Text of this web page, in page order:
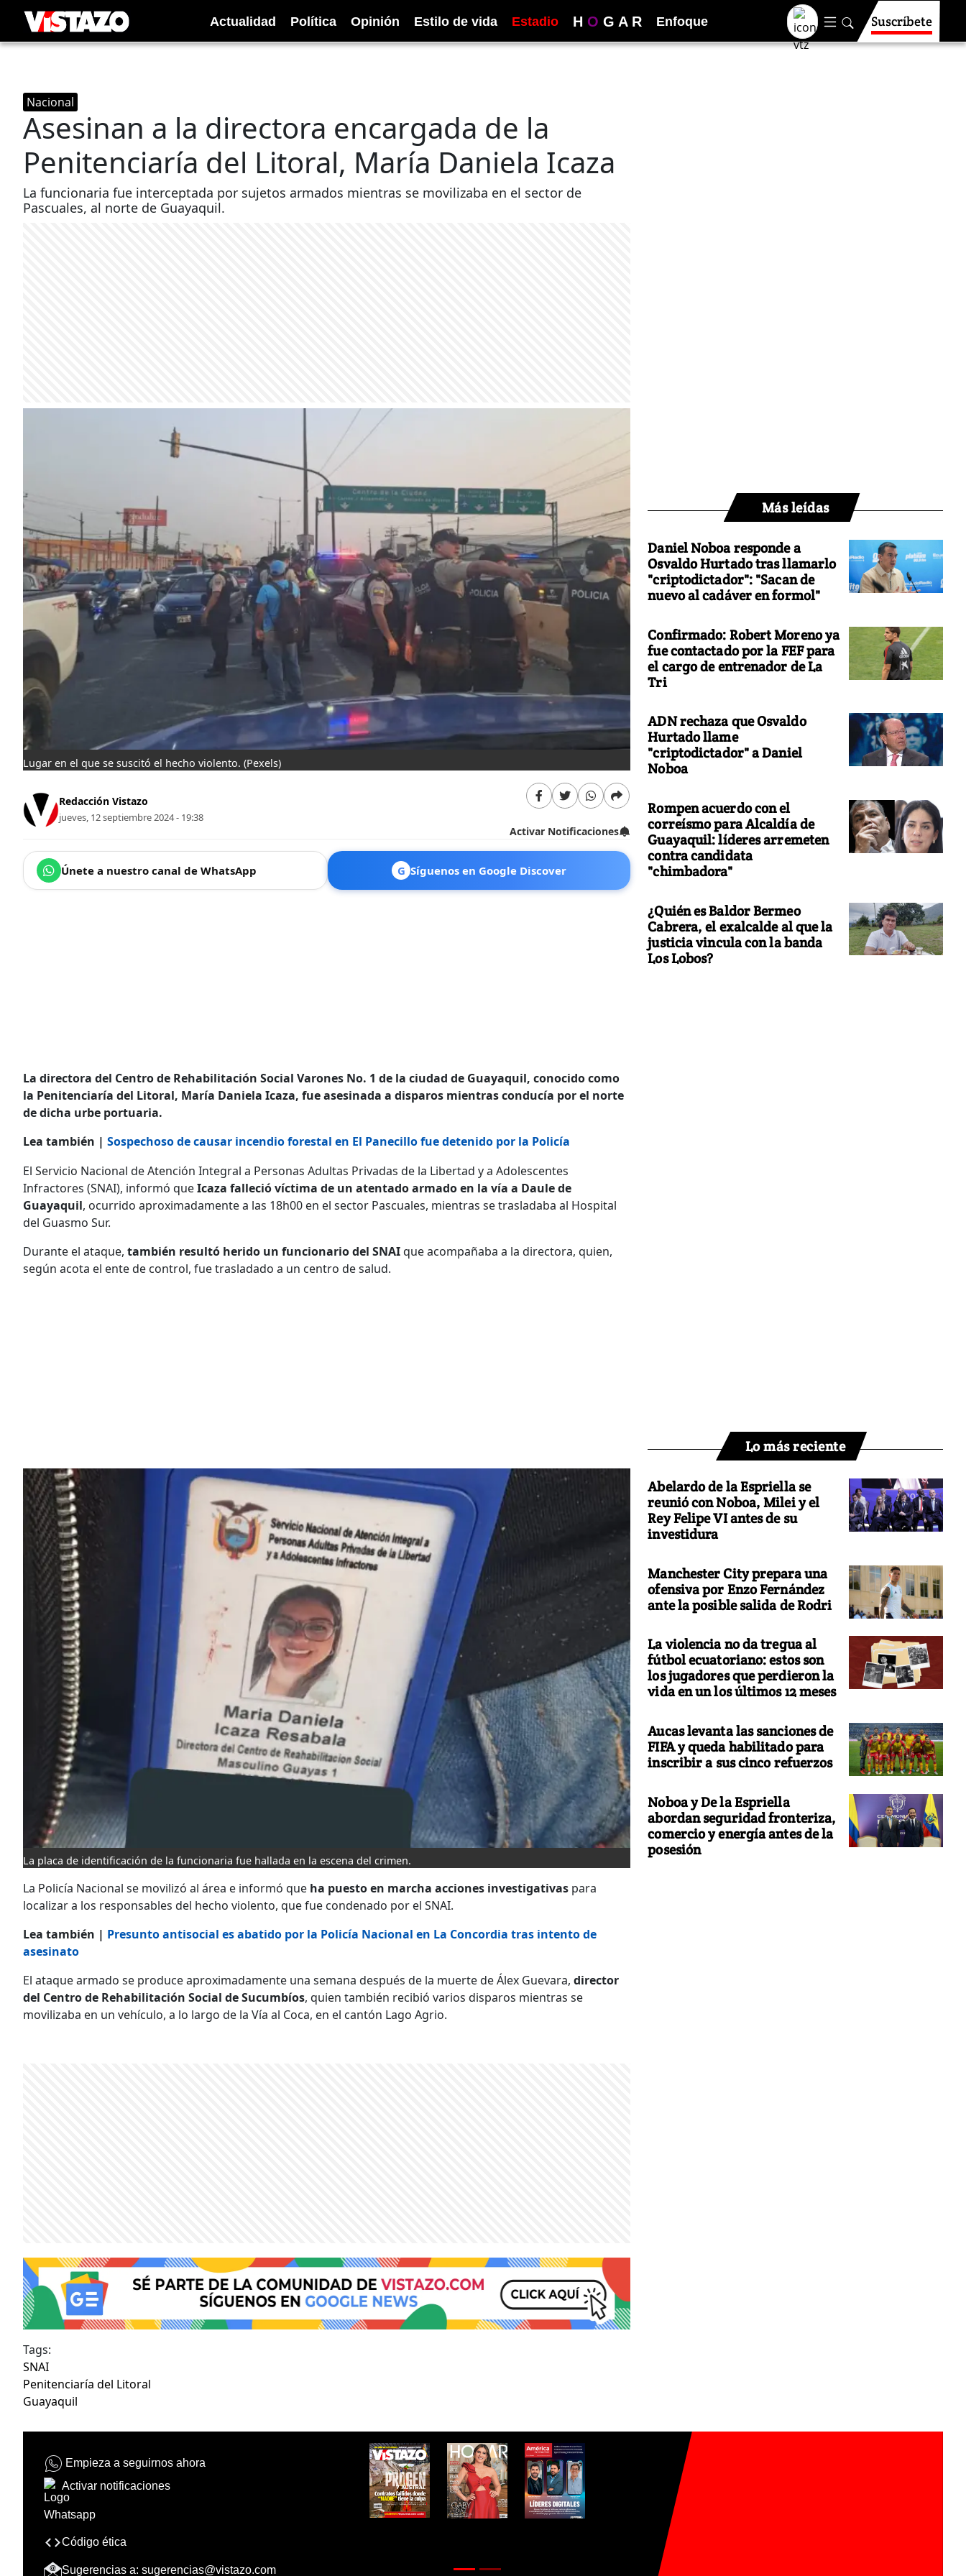
Actualidad Política Opinión Estilo de vida Estadio H O G A R Enfoque Suscríbete
Nacional
Asesinan a la directora encargada de la
Penitenciaría del Litoral, María Daniela Icaza
La funcionaria fue interceptada por sujetos armados mientras se movilizaba en el sector de
Pascuales, al norte de Guayaquil.
Lugar en el que se suscitó el hecho violento. (Pexels)
Redacción Vistazo
jueves, 12 septiembre 2024 - 19:38
Activar Notificaciones
Únete a nuestro canal de WhatsApp G Síguenos en Google Discover
La directora del Centro de Rehabilitación Social Varones No. 1 de la ciudad de Guayaquil, conocido como
la Penitenciaría del Litoral, María Daniela Icaza, fue asesinada a disparos mientras conducía por el norte
de dicha urbe portuaria.
Lea también | Sospechoso de causar incendio forestal en El Panecillo fue detenido por la Policía
El Servicio Nacional de Atención Integral a Personas Adultas Privadas de la Libertad y a Adolescentes
Infractores (SNAI), informó queIcaza falleció víctima de un atentado armado en la vía a Daule de
Guayaquil, ocurrido aproximadamente a las 18h00 en el sector Pascuales, mientras se trasladaba al Hospital
del Guasmo Sur.
Durante el ataque, también resultó herido un funcionario del SNAIque acompañaba a la directora, quien,
según acota el ente de control, fue trasladado a un centro de salud.
La placa de identificación de la funcionaria fue hallada en la escena del crimen.
La Policía Nacional se movilizó al área e informó que ha puesto en marcha acciones investigativas para
localizar a los responsables del hecho violento, que fue condenado por el SNAI.
Lea también | Presunto antisocial es abatido por la Policía Nacional en La Concordia tras intento de
asesinato
El ataque armado se produce aproximadamente una semana después de la muerte de Álex Guevara, director
del Centro de Rehabilitación Social de Sucumbíos, quien también recibió varios disparos mientras se
movilizaba en un vehículo, a lo largo de la Vía al Coca, en el cantón Lago Agrio.
Tags:
SNAI
Penitenciaría del Litoral
Guayaquil
Más leídas
Daniel Noboa responde a
Osvaldo Hurtado tras llamarlo
"criptodictador": "Sacan de
nuevo al cadáver en formol"
Confirmado: Robert Moreno ya
fue contactado por la FEF para
el cargo de entrenador de La
Tri
ADN rechaza que Osvaldo
Hurtado llame
"criptodictador" a Daniel
Noboa
Rompen acuerdo con el
correísmo para Alcaldía de
Guayaquil: líderes arremeten
contra candidata
"chimbadora"
¿Quién es Baldor Bermeo
Cabrera, el exalcalde al que la
justicia vincula con la banda
Los Lobos?
Lo más reciente
Abelardo de la Espriella se
reunió con Noboa, Milei y el
Rey Felipe VI antes de su
investidura
Manchester City prepara una
ofensiva por Enzo Fernández
ante la posible salida de Rodri
La violencia no da tregua al
fútbol ecuatoriano: estos son
los jugadores que perdieron la
vida en un los últimos 12 meses
Aucas levanta las sanciones de
FIFA y queda habilitado para
inscribir a sus cinco refuerzos
Noboa y De la Espriella
abordan seguridad fronteriza,
comercio y energía antes de la
posesión
Empieza a seguirnos ahora
Activar notificaciones
Código ética
Sugerencias a: sugerencias@vistazo.com